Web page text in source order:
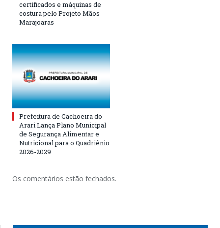
certificados e máquinas de
costura pelo Projeto Mãos
Marajoaras
Prefeitura de Cachoeira do
Arari Lança Plano Municipal
de Segurança Alimentar e
Nutricional para o Quadriênio
2026-2029
Os comentários estão fechados.